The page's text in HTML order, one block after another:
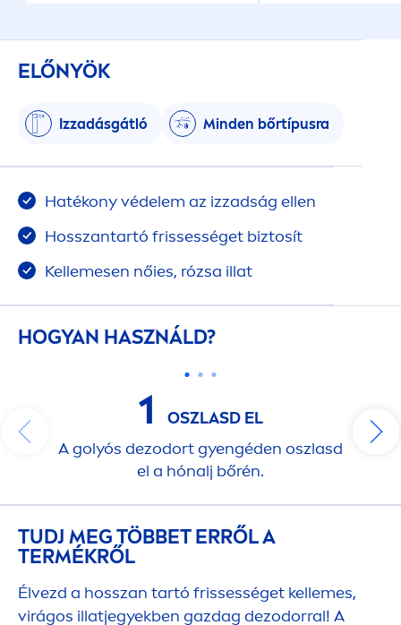
ELŐNYÖK
Izzadásgátló Minden bőrtípusra
Hatékony védelem az izzadság ellen
Hosszantartó frissességet biztosít
Kellemesen nőies, rózsa illat
HOGYAN HASZNÁLD?
1
OSZLASD EL
A golyós dezodort gyengéden oszlasd
el a hónalj bőrén.
TUDJ MEG TÖBBET ERRŐL A
TERMÉKRŐL
Élvezd a hosszan tartó frissességet kellemes,
virágos illatjegyekben gazdag dezodorral! A